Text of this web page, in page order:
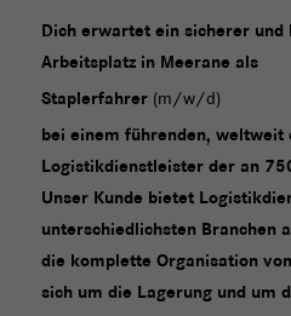
Dich erwartet ein sicherer
Arbeitsplatz in Meerane als
Staplerfahrer(m/w/d)
bei einem führenden, weltweit
Logistikdienstleister der an
Unser Kunde bietet
unterschiedlichsten Branchen
die komplette Organisation
sich um die Lagerung und um